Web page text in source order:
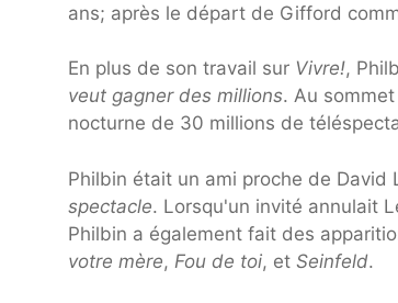
ans; après le départ de Gifford
En plus de son travail sur Vivre!,
veut gagner des millions. Au
nocturne de 30 millions de
Philbin était un ami proche de David
spectacle. Lorsqu'un invité annulait
Philbin a également fait des
votre mère, Fou de toi, et Seinfeld.